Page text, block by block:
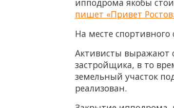
ипподрома якобы
пишет «Привет
На месте
Активисты выражают
застройщика, в то
земельный участок
реализован.